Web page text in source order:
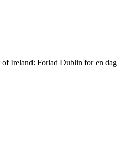
Ireland: Forlad Dublin for en dag